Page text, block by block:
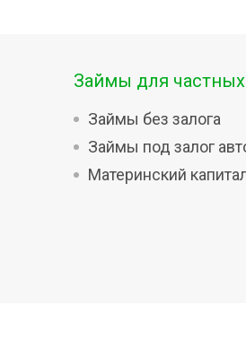
Займы для
Займы без залога
Займы под залог
Материнский